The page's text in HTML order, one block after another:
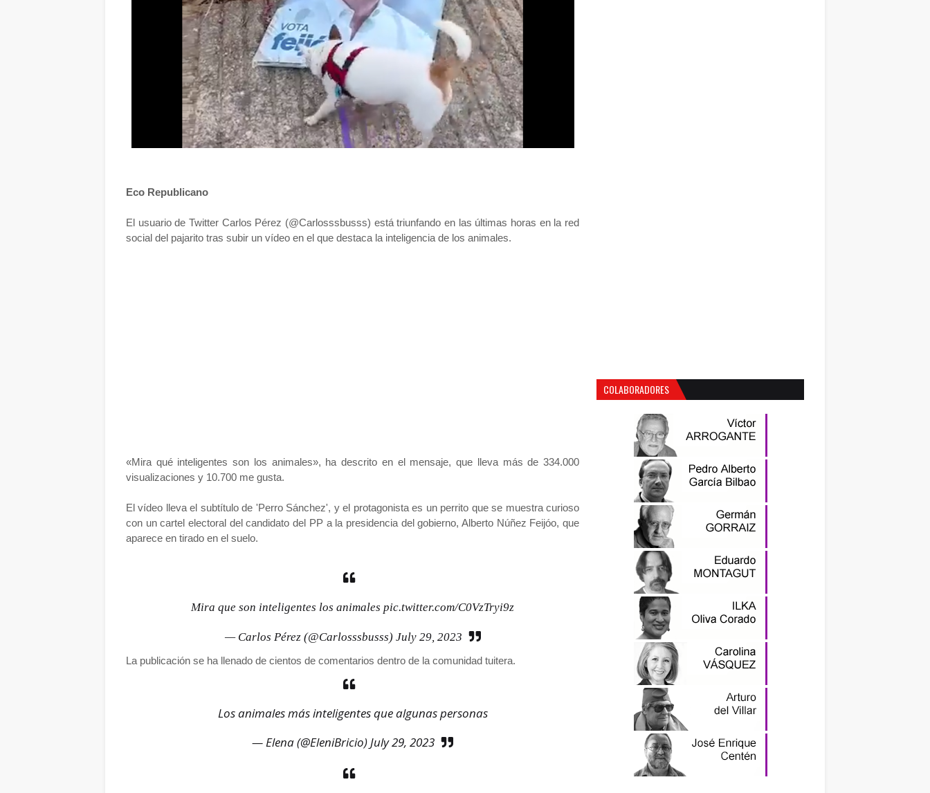
Eco Republicano
El usuario de Twitter Carlos Pérez (@Carlosssbusss) está triunfando en las últimas horas en la red
social del pajarito tras subir un vídeo en el que destaca la inteligencia de los animales.
«Mira qué inteligentes son los animales», ha descrito en el mensaje, que lleva más de 334.000
visualizaciones y 10.700 me gusta.
El vídeo lleva el subtítulo de 'Perro Sánchez', y el protagonista es un perrito que se muestra curioso
con un cartel electoral del candidato del PP a la presidencia del gobierno, Alberto Núñez Feijóo, que
aparece en tirado en el suelo.
Mira que son inteligentes los animales pic.twitter.com/C0VzTryi9z
— Carlos Pérez (@Carlosssbusss) July 29, 2023
La publicación se ha llenado de cientos de comentarios dentro de la comunidad tuitera.
Los animales más inteligentes que algunas personas
— Elena (@EleniBricio)July 29, 2023
COLABORADORES